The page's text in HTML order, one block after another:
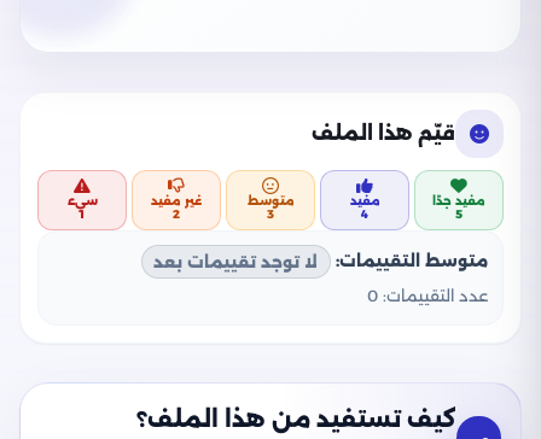
قيّم هذا الملف
مفيد جدًا
5
مفيد
4
متوسط
3
غير مفيد
2
سيء
1
متوسط التقييمات:
لا توجد تقييمات بعد
عدد التقييمات: 0
كيف تستفيد من هذا الملف؟